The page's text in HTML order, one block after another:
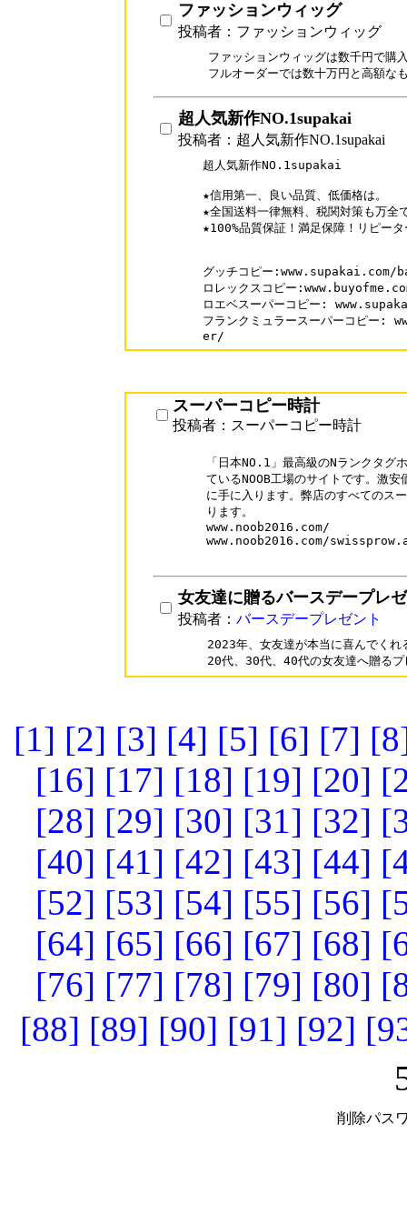
ファッションウィッグ
投稿者：ファッションウィッグ
ファッションウィッグは数千円で購
フルオーダーでは数十万円と高額な
超人気新作NO.1supakai
投稿者：超人気新作NO.1supakai
超人気新作NO.1supakai
★信用第一、良い品質、低価格は。
★全国送料一律無料、税関対策も万全
★100%品質保証！満足保障！リピー
グッチコピー:www.supakai.com/
ロレックスコピー
ロエベスーパーコピー:
フランクミュラースーパーコピ
er/
スーパーコピー時計
投稿者：スーパーコピー時計
「日本NO.1」最高級のNランクタグ
ているNOOB工場のサイトです。激
に手に入ります。弊店のすべてのス
ります。
www.noob2016.com/
www.noob2016.com/
女友達に贈るバースデープレ
投稿者： バースデープレゼント
2023年、女友達が本当に喜んでく
[1] [2] [3] [4] [5] [6] [7]
[16] [17] [18] [19] [20]
[28] [29] [30] [31] [32]
[40] [41] [42] [43] [44]
[52] [53] [54] [55] [56]
[64] [65] [66] [67] [68]
[76] [77] [78] [79] [80]
[88] [89] [90] [91] [92]
削除パス